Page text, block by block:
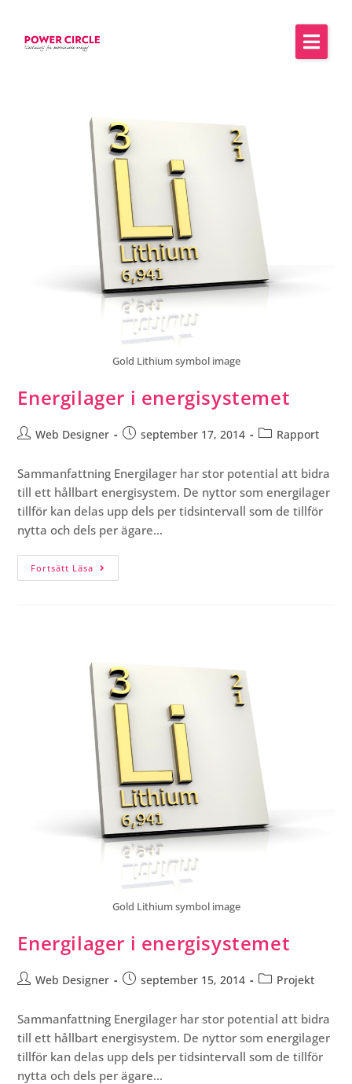
Gold Lithium symbol image
Energilager i energisystemet
Web Designer september 17, 2014 Rapport
Sammanfattning Energilager har stor potential att bidra
till ett hållbart energisystem. De nyttor som energilager
tillför kan delas upp dels per tidsintervall som de tillför
nytta och dels per ägare…
Fortsätt Läsa
Gold Lithium symbol image
Energilager i energisystemet
Web Designer september 15, 2014 Projekt
Sammanfattning Energilager har stor potential att bidra
till ett hållbart energisystem. De nyttor som energilager
tillför kan delas upp dels per tidsintervall som de tillför
nytta och dels per ägare…